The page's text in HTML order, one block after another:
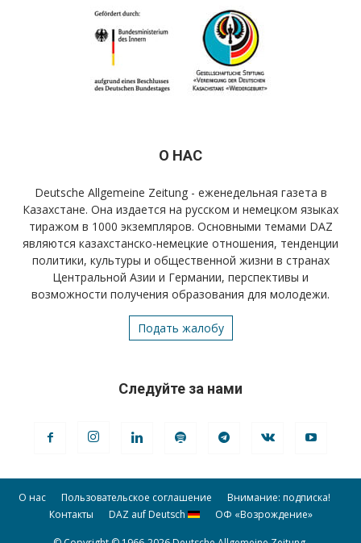
О НАС
Deutsche Allgemeine Zeitung - еженедельная газета в
Казахстане. Она издается на русском и немецком языках
тиражом в 1000 экземпляров. Основными темами DAZ
являются казахстанско-немецкие отношения, тенденции
политики, культуры и общественной жизни в странах
Центральной Азии и Германии, перспективы и
возможности получения образования для молодежи.
Подать жалобу
Следуйте за нами
О нас Пользовательское соглашение
Внимание: подписка!
Контакты
DAZ auf Deutsch ОФ «Возрождение»